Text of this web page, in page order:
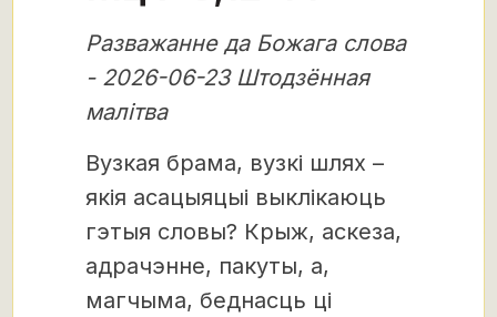
Разважанне да Божага слова
- 2026-06-23 Штодзённая
малітва
Вузкая брама, вузкі шлях –
якія асацыяцыі выклікаюць
гэтыя словы? Крыж, аскеза,
адрачэнне, пакуты, а,
магчыма, беднасць ці